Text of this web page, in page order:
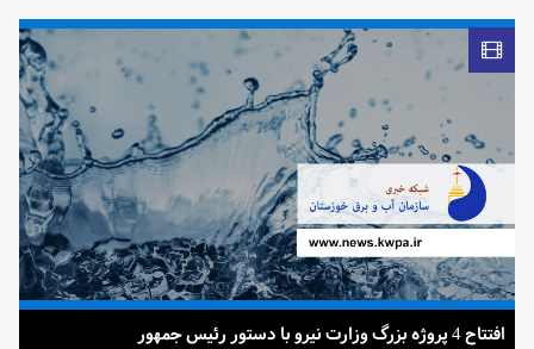
افتتاح 4 پروژه بزرگ وزارت نیرو با دستور رئیس جمهور